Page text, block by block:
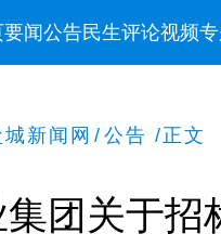
要闻公告民生评论视频
城新闻网 / 公告 /正文
团关于